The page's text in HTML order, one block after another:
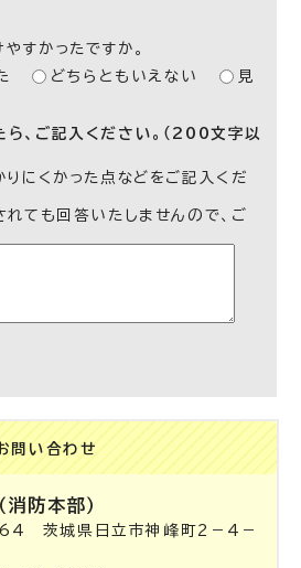
すかったですか。
どちらともいえない
見
ら、ご記入ください。（200文字以
りにくかった点などをご記入くだ
れても回答いたしませんので、ご
問い合わせ
消防本部）
茨城県日立市神峰町2－4－